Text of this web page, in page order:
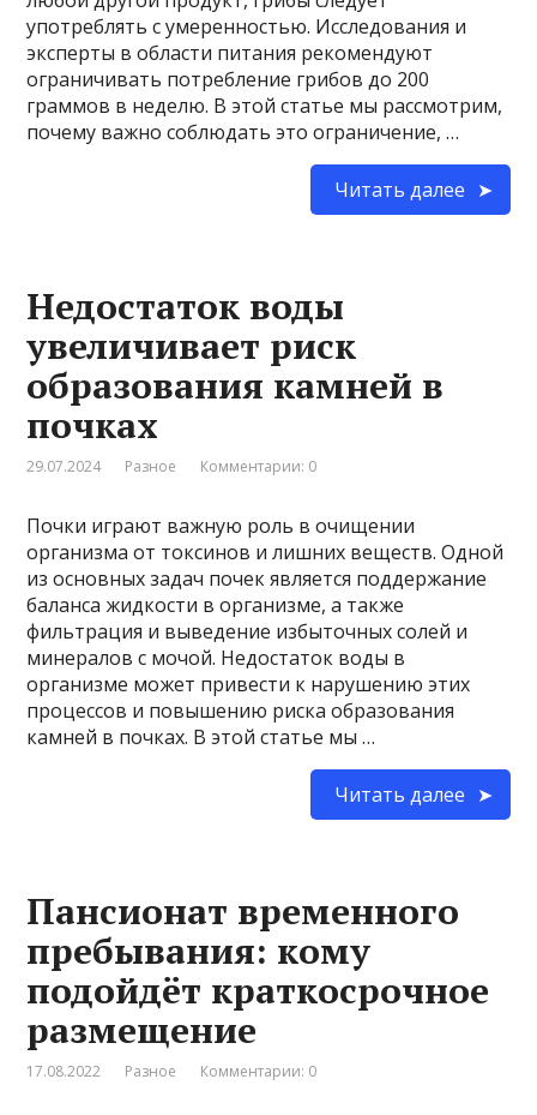
употреблять с умеренностью. Исследования и
эксперты в области питания рекомендуют
ограничивать потребление грибов до 200
граммов в неделю. В этой статье мы рассмотрим,
почему важно соблюдать это ограничение, …
Читать далее
Недостаток воды
увеличивает риск
образования камней в
почках
29.07.2024 Разное Комментарии: 0
Почки играют важную роль в очищении
организма от токсинов и лишних веществ. Одной
из основных задач почек является поддержание
баланса жидкости в организме, а также
фильтрация и выведение избыточных солей и
минералов с мочой. Недостаток воды в
организме может привести к нарушению этих
процессов и повышению риска образования
камней в почках. В этой статье мы …
Читать далее
Пансионат временного
пребывания: кому
подойдёт краткосрочное
размещение
17.08.2022 Разное Комментарии: 0